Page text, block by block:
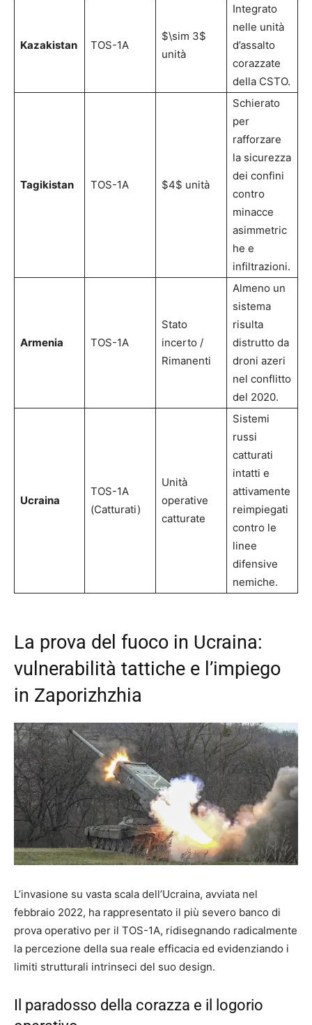
Kazakistan TOS-1A
$\sim 3$
unità
Integrato
nelle unità
d’assalto
corazzate
della CSTO.
Tagikistan TOS-1A $4$ unità
Schierato
per
rafforzare
la sicurezza
dei confini
contro
minacce
asimmetric
he e
infiltrazioni.
Armenia TOS-1A
Stato
incerto /
Rimanenti
Almeno un
sistema
risulta
distrutto da
droni azeri
nel conflitto
del 2020.
Ucraina
TOS-1A
(Catturati)
Unità
operative
catturate
Sistemi
russi
catturati
intatti e
attivamente
reimpiegati
contro le
linee
difensive
nemiche.
La prova del fuoco in Ucraina:
vulnerabilità tattiche e l’impiego
in Zaporizhzhia
L’invasione su vasta scala dell’Ucraina, avviata nel
febbraio 2022, ha rappresentato il più severo banco di
prova operativo per il TOS-1A, ridisegnando radicalmente
la percezione della sua reale efficacia ed evidenziando i
limiti strutturali intrinseci del suo design.
Il paradosso della corazza e il logorio